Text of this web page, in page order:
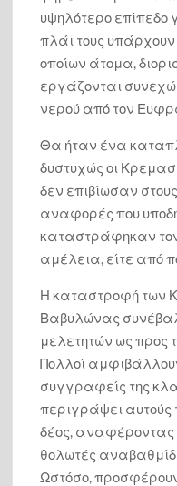
υψηλότερο επίπεδο
πλάι τους
οποίων άτομα,
εργάζονται
νερού από τον
Θα ήταν ένα
δυστυχώς οι
δεν επιβίωσαν
αναφορές που
καταστράφηκαν
αμέλεια, είτε από
Η καταστροφή των
Βαβυλώνας
μελετητών ως προς
Πολλοί
συγγραφείς της
περιγράψει αυτούς
δέος, αναφέροντας
θολωτές
Ωστόσο,